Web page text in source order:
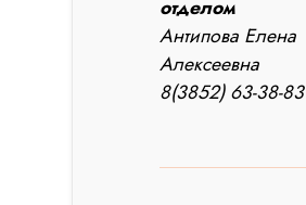
отделом
Антипова Елена
Алексеевна
8(3852) 63-38-83